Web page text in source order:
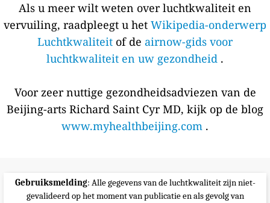
Als u meer wilt weten over luchtkwaliteit en
vervuiling, raadpleegt u het Wikipedia-onderwerp
Luchtkwaliteit of de airnow-gids voor
luchtkwaliteit en uw gezondheid .
Voor zeer nuttige gezondheidsadviezen van de
Beijing-arts Richard Saint Cyr MD, kijk op de blog
www.myhealthbeijing.com .
Gebruiksmelding: Alle gegevens van de luchtkwaliteit zijn niet-
gevalideerd op het moment van publicatie en als gevolg van